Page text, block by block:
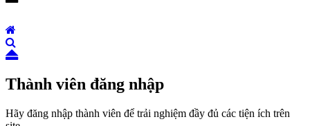
Thành viên đăng nhập
Hãy đăng nhập thành viên để trải nghiệm đầy đủ các tiện ích trên